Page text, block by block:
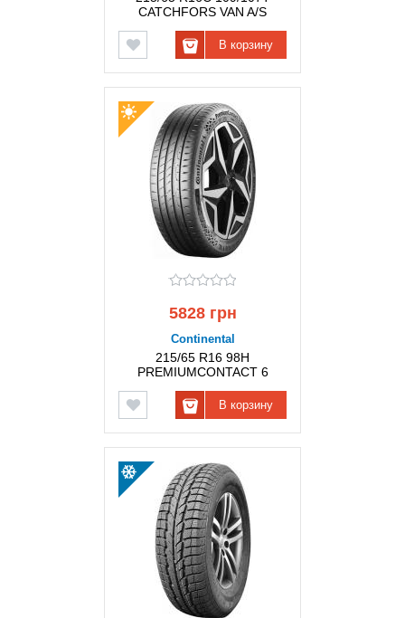
CATCHFORS VAN A/S
В корзину
5828 грн
Continental
215/65 R16 98H
PREMIUMCONTACT 6
В корзину